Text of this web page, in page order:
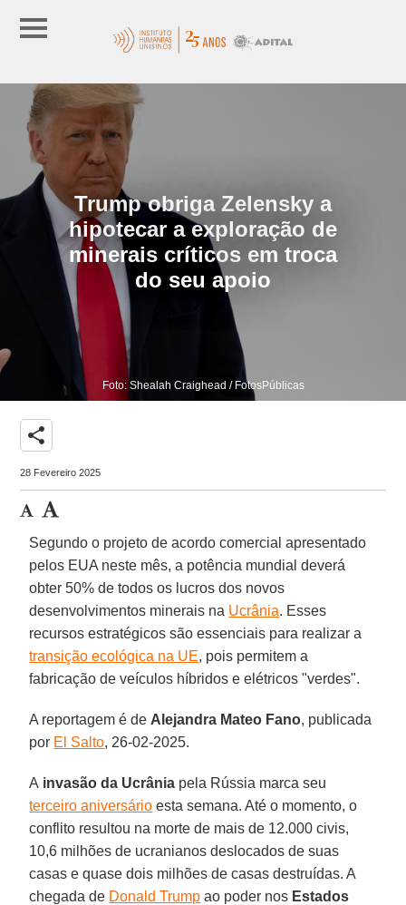
Trump obriga Zelensky a
hipotecar a exploração de
minerais críticos em troca
do seu apoio
Foto: Shealah Craighead / FotosPúblicas
share
28 Fevereiro 2025
Segundo o projeto de acordo comercial apresentado
pelos EUA neste mês, a potência mundial deverá
obter 50% de todos os lucros dos novos
desenvolvimentos minerais na Ucrânia. Esses
recursos estratégicos são essenciais para realizar a
transição ecológica na UE, pois permitem a
fabricação de veículos híbridos e elétricos "verdes".
A reportagem é de Alejandra Mateo Fano, publicada
por El Salto, 26-02-2025.
A invasão da Ucrânia pela Rússia marca seu
terceiro aniversário esta semana. Até o momento, o
conflito resultou na morte de mais de 12.000 civis,
10,6 milhões de ucranianos deslocados de suas
casas e quase dois milhões de casas destruídas. A
chegada de Donald Trump ao poder nos Estados